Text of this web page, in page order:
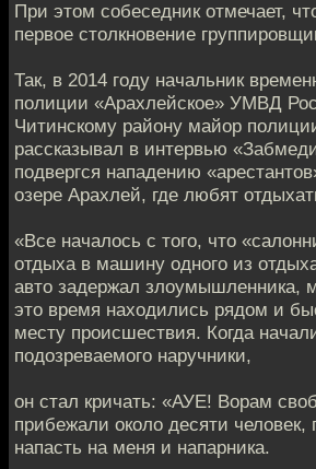
При этом собеседник отмечает,
первое столкновение
Так, в 2014 году начальник
полиции «Арахлейское» УМВД
Читинскому району майор
рассказывал в интервью
подвергся нападению
озере Арахлей, где любят
«Все началось с того, что
отдыха в машину одного из
авто задержал злоумышленника,
это время находились рядом и
месту происшествия. Когда
подозреваемого наручники,
он стал кричать: «АУЕ! Ворам
прибежали около десяти человек,
напасть на меня и напарника.